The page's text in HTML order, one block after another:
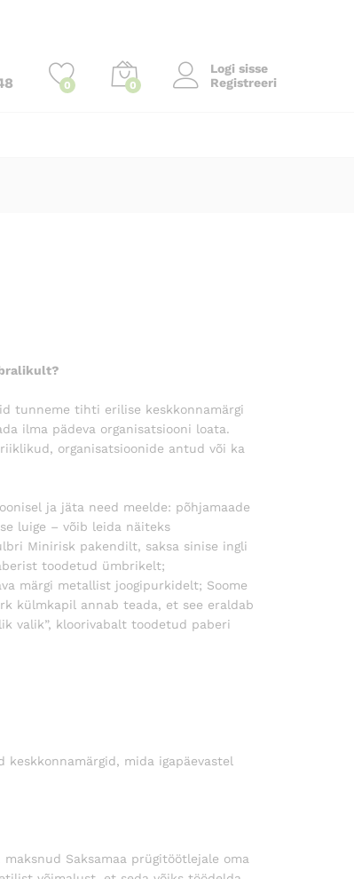
0 0
Logi sisse
Registreeri
tunneme tihti erilise keskkonnamärgi
ilma pädeva organisatsiooni loata.
organisatsioonide antud või ka
ja jäta need meelde: põhjamaade
luige – võib leida näiteks
Minirisk pakendilt, saksa sinise ingli
toodetud ümbrikelt;
märgi metallist joogipurkidelt; Soome
külmkapil annab teada, et see eraldab
valik”, kloorivabalt toodetud paberi
mida igapäevastel
Saksamaa prügitöötlejale oma